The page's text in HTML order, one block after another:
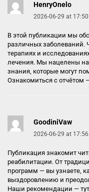
HenryOnelo
2026-06-29 at 17:50
В этой публикации мы
различных заболеваний.
терапиях и
лечения. Мы нацелены на
знания, которые могут
Ознакомиться с отчётом –
GoodiniVaw
2026-06-29 at 17:56
Публикация знакомит
реабилитации. От
программ — вы узнаете,
выздоровлению и
Наши рекомендации —